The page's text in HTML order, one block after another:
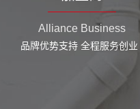
Alliance Business
品牌优势支持 全程服务创业